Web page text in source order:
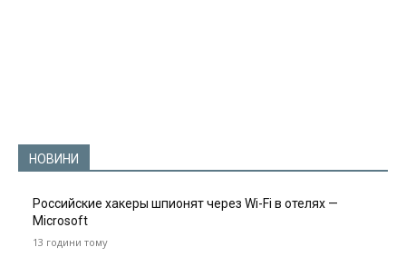
НОВИНИ
Российские хакеры шпионят через Wi-Fi в отелях —
Microsoft
13 години тому